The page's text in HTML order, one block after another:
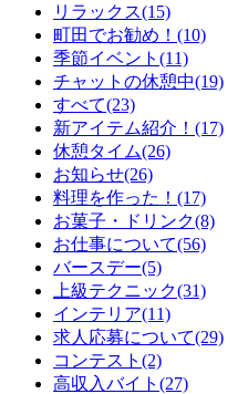
リラックス(15)
町田でお勧め！(10)
季節イベント(11)
チャットの休憩中(19)
すべて(23)
新アイテム紹介！(17)
休憩タイム(26)
お知らせ(26)
料理を作った！(17)
お菓子・ドリンク(8)
お仕事について(56)
バースデー(5)
上級テクニック(31)
インテリア(11)
求人応募について(29)
コンテスト(2)
高収入バイト(27)